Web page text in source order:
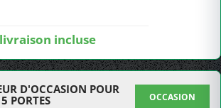
livraison incluse
D'OCCASION POUR
PORTES
OCCASION